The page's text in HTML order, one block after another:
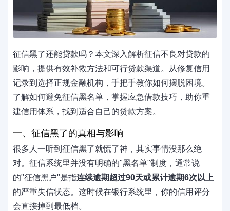
征信黑了还能贷款吗？本文深入解析征信不良对贷款的
影响，提供有效补救方法和可行贷款渠道。从修复信用
记录到选择正规金融机构，手把手教你如何摆脱困境。
了解如何避免征信黑名单，掌握应急借款技巧，助你重
建信用体系，找到适合自己的贷款方案。
一、征信黑了的真相与影响
很多人一听到征信黑了就慌了神，其实事情没那么绝
对。征信系统里并没有明确的"黑名单"制度，通常说
的"征信黑户"是指连续逾期超过90天或累计逾期6次以上
的严重失信状态。这时候在银行系统里，你的信用评分
会直接掉到最低档。